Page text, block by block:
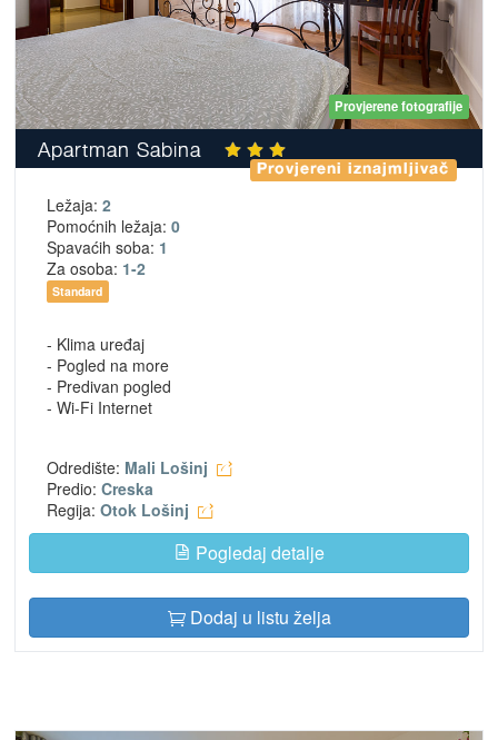
Provjerene fotografije
Apartman Sabina
Provjereni iznajmljivač
Ležaja: 2
Pomoćnih ležaja: 0
Spavaćih soba: 1
Za osoba: 1-2
Standard
- Klima uređaj
- Pogled na more
- Predivan pogled
- Wi-Fi Internet
Odredište: Mali Lošinj
Predio: Creska
Regija: Otok Lošinj
Pogledaj detalje
Dodaj u listu želja